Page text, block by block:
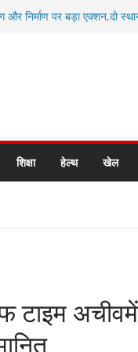
और निर्माण पर बड़ा एक्शन,दो
टू ग्लोबल’ के संकल्प को आगे
के पदक विजेताओं और
क्रीड़ा विश्वविद्यालय गौलापार के
शिक्षा हेल्थ खेल
टाइम